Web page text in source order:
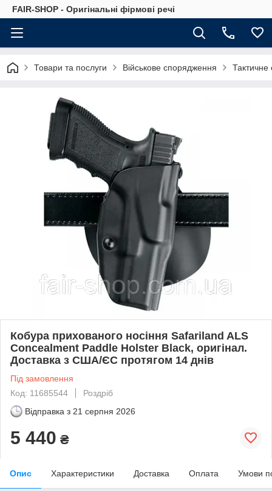
FAIR-SHOP - Оригінальні фірмові речі
Товари та послуги Військове спорядження
Кобура прихованого носіння Safariland ALS
Concealment Paddle Holster Black, оригінал.
Доставка з США/ЄС протягом 14 днів
Під замовлення
Код: 11685544
Роздріб
Відправка з 21 серпня 2026
5 440 ₴
Опис Характеристики Доставка Оплата Умови